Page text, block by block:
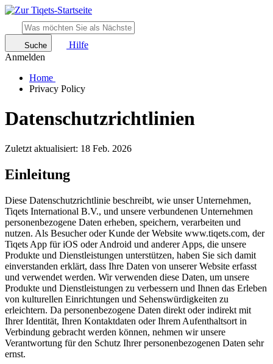
Suche
Hilfe
Anmelden
Home
Privacy Policy
Datenschutzrichtlinien
Zuletzt aktualisiert: 18 Feb. 2026
Einleitung
Diese Datenschutzrichtlinie beschreibt, wie unser Unternehmen,
Tiqets International B.V., und unsere verbundenen Unternehmen
personenbezogene Daten erheben, speichern, verarbeiten und
nutzen. Als Besucher oder Kunde der Website www.tiqets.com, der
Tiqets App für iOS oder Android und anderer Apps, die unsere
Produkte und Dienstleistungen unterstützen, haben Sie sich damit
einverstanden erklärt, dass Ihre Daten von unserer Website erfasst
und verwendet werden. Wir verwenden diese Daten, um unsere
Produkte und Dienstleistungen zu verbessern und Ihnen das Erleben
von kulturellen Einrichtungen und Sehenswürdigkeiten zu
erleichtern. Da personenbezogene Daten direkt oder indirekt mit
Ihrer Identität, Ihren Kontaktdaten oder Ihrem Aufenthaltsort in
Verbindung gebracht werden können, nehmen wir unsere
Verantwortung für den Schutz Ihrer personenbezogenen Daten sehr
ernst.